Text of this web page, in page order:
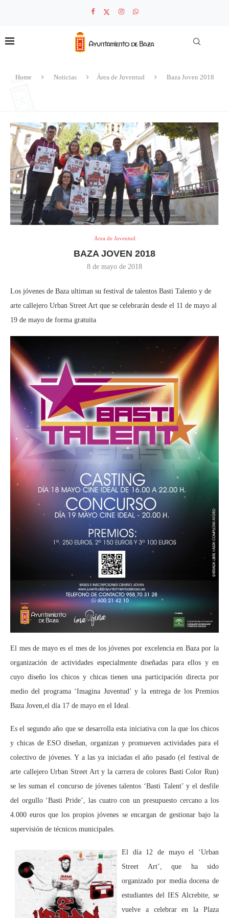
Home Noticias Área de Juventud Baza Joven 2018
Área de Juventud
BAZA JOVEN 2018
8 de mayo de 2018
Los jóvenes de Baza ultiman su festival de talentos Basti Talento y de
arte callejero Urban Street Art que se celebrarán desde el 11 de mayo al
19 de mayo de forma gratuita
El mes de mayo es el mes de los jóvenes por excelencia en Baza por la
organización de actividades especialmente diseñadas para ellos y en
cuyo diseño los chicos y chicas tienen una participación directa por
medio del programa ‘Imagina Juventud’ y la entrega de los Premios
Baza Joven,el día 17 de mayo en el Ideal.
Es el segundo año que se desarrolla esta iniciativa con la que los chicos
y chicas de ESO diseñan, organizan y promueven actividades para el
colectivo de jóvenes. Y a las ya iniciadas el año pasado (el festival de
arte callejero Urban Street Art y la carrera de colores Basti Color Run)
se les suman el concurso de jóvenes talentos ‘Basti Talent’ y el desfile
del orgullo ‘Basti Pride’, las cuatro con un presupuesto cercano a los
4.000 euros que los propios jóvenes se encargan de gestionar bajo la
supervisión de técnicos municipales.
El día 12 de mayo el ‘Urban
Street Art’, que ha sido
organizado por media docena de
estudiantes del IES Alcrebite, se
vuelve a celebrar en la Plaza